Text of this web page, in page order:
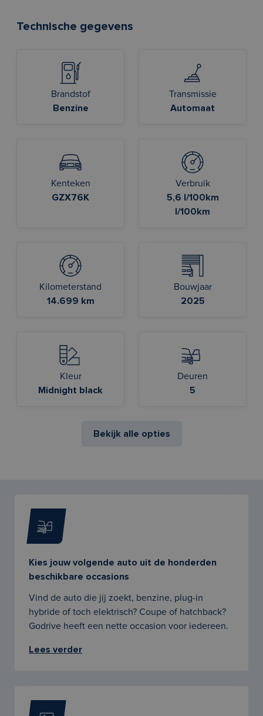
Technische gegevens
Brandstof
Benzine
Transmissie
Automaat
Kenteken
GZX76K
Verbruik
5,6 l/100km
l/100km
Kilometerstand
14.699 km
Bouwjaar
2025
Kleur
Midnight black
Deuren
5
Bekijk alle opties
Kies jouw volgende auto uit de honderden
beschikbare occasions
Vind de auto die jij zoekt, benzine, plug-in
hybride of toch elektrisch? Coupe of hatchback?
Godrive heeft een nette occasion voor iedereen.
Lees verder